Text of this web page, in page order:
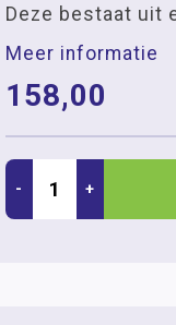
Deze bestaat uit
Meer informatie
158,00
- +